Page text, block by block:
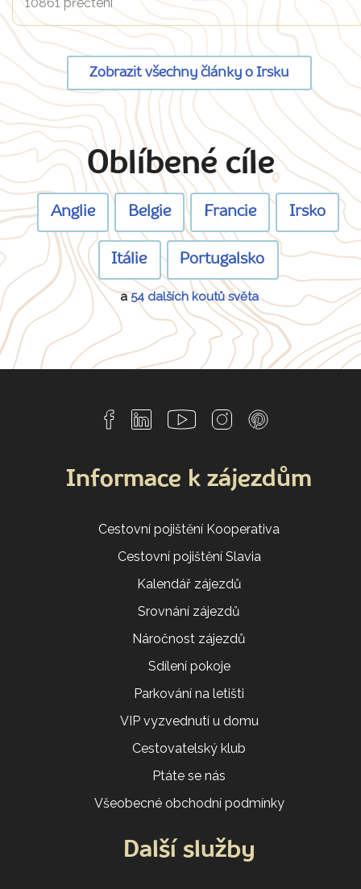
Zobrazit všechny články o Irsku
Oblíbené cíle
Anglie Belgie Francie Irsko
Itálie Portugalsko
a54 dalších koutů světa
Informace k zájezdům
Cestovní pojištění Kooperativa
Cestovní pojištění Slavia
Kalendář zájezdů
Srovnání zájezdů
Náročnost zájezdů
Sdílení pokoje
Parkování na letišti
VIP vyzvednutí u domu
Cestovatelský klub
Ptáte se nás
Všeobecné obchodní podmínky
Další služby